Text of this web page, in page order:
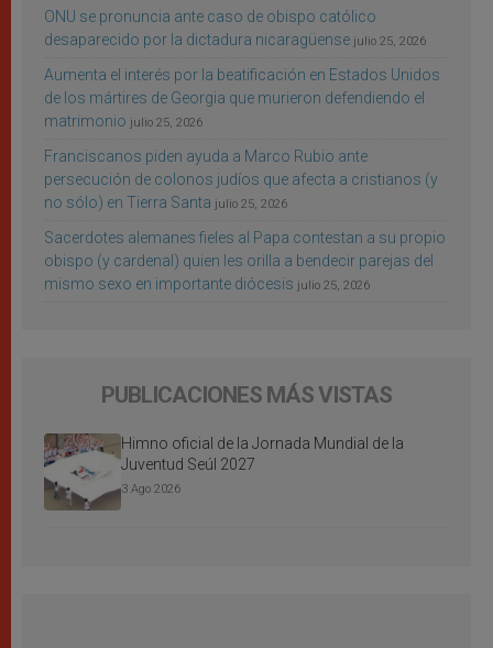
ONU se pronuncia ante caso de obispo católico
desaparecido por la dictadura nicaragüense julio 25, 2026
Aumenta el interés por la beatificación en Estados Unidos
de los mártires de Georgia que murieron defendiendo el
matrimonio julio 25, 2026
Franciscanos piden ayuda a Marco Rubio ante
persecución de colonos judíos que afecta a cristianos (y
no sólo) en Tierra Santa julio 25, 2026
Sacerdotes alemanes fieles al Papa contestan a su propio
obispo (y cardenal) quien les orilla a bendecir parejas del
mismo sexo en importante diócesis julio 25, 2026
PUBLICACIONES MÁS VISTAS
Himno oficial de la Jornada Mundial de la
Juventud Seúl 2027
3 Ago 2026